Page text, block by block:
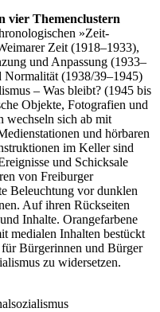
vier Themenclustern
»Zeit-
Zeit (1918–1933),
und Anpassung (1933–
(1938/39–1945)
– Was bleibt? (1945 bis
Objekte, Fotografien und
wechseln sich ab mit
und hörbaren
im Keller sind
und Schicksale
von Freiburger
Beleuchtung vor dunklen
Auf ihren Rückseiten
Inhalte. Orangefarbene
medialen Inhalten bestückt
Bürgerinnen und Bürger
zu widersetzen.